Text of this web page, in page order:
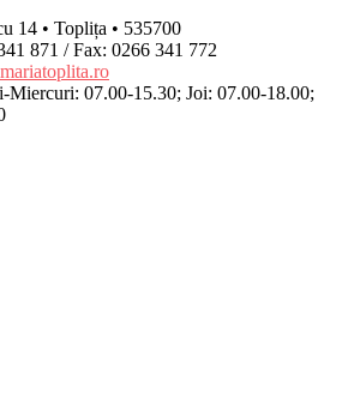
14 • Toplița • 535700
871 / Fax: 0266 341 772
Miercuri: 07.00-15.30; Joi: 07.00-18.00;